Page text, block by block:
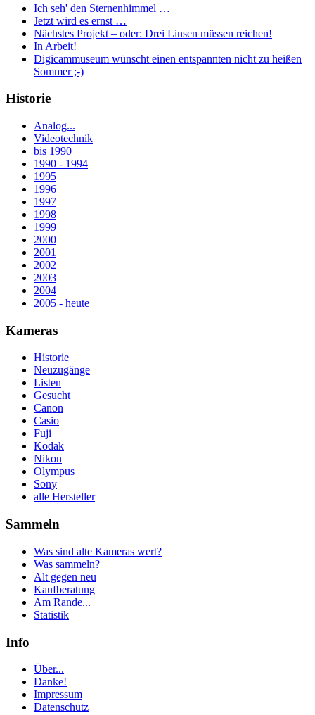
Ich seh' den Sternenhimmel …
Jetzt wird es ernst …
Nächstes Projekt – oder: Drei Linsen müssen reichen!
In Arbeit!
Digicammuseum wünscht einen entspannten nicht zu heißen
Sommer ;-)
Historie
Analog...
Videotechnik
bis 1990
1990 - 1994
1995
1996
1997
1998
1999
2000
2001
2002
2003
2004
2005 - heute
Kameras
Historie
Neuzugänge
Listen
Gesucht
Canon
Casio
Fuji
Kodak
Nikon
Olympus
Sony
alle Hersteller
Sammeln
Was sind alte Kameras wert?
Was sammeln?
Alt gegen neu
Kaufberatung
Am Rande...
Statistik
Info
Über...
Danke!
Impressum
Datenschutz